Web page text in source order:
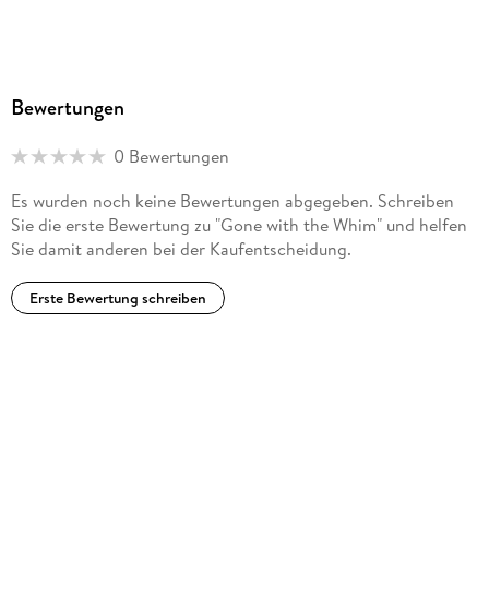
Bewertungen
0 Bewertungen
Es wurden noch keine Bewertungen abgegeben. Schreiben
Sie die erste Bewertung zu "Gone with the Whim" und helfen
Sie damit anderen bei der Kaufentscheidung.
Erste Bewertung schreiben